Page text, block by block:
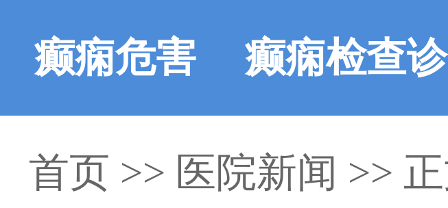
癫痫危害 癫痫检查诊
断
首页 >> 医院新闻 >>